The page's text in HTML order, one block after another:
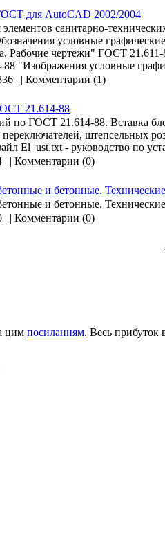
для AutoCAD 2002/2004
санитарно-
условные
Рабочие чертежи" ГОСТ
"Изображения условные
| | Комментарии (1)
21.614-88
по ГОСТ 21.614-88. Вставка
штепсельных
El_ust.txt - руководство по
| | Комментарии (0)
и бетонные.
и бетонные.
| | Комментарии (0)
цим посиланням. Весь прибуток